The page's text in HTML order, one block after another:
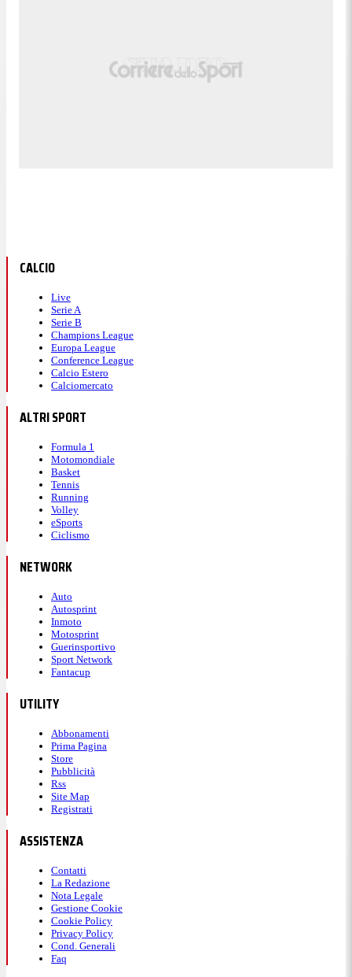
CALCIO
Live
Serie A
Serie B
Champions League
Europa League
Conference League
Calcio Estero
Calciomercato
ALTRI SPORT
Formula 1
Motomondiale
Basket
Tennis
Running
Volley
eSports
Ciclismo
NETWORK
Auto
Autosprint
Inmoto
Motosprint
Guerinsportivo
Sport Network
Fantacup
UTILITY
Abbonamenti
Prima Pagina
Store
Pubblicità
Rss
Site Map
Registrati
ASSISTENZA
Contatti
La Redazione
Nota Legale
Gestione Cookie
Cookie Policy
Privacy Policy
Cond. Generali
Faq